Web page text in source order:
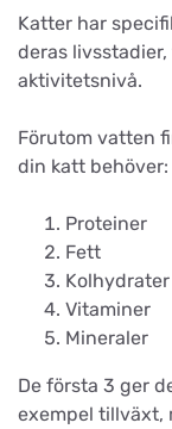
Katter har
deras
aktivitetsnivå.
Förutom vatten
din katt behöver:
Proteiner
Fett
Kolhydrater
Vitaminer
Mineraler
De första 3 ger
exempel tillväxt,